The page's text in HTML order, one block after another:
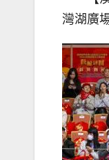
灣湖廣